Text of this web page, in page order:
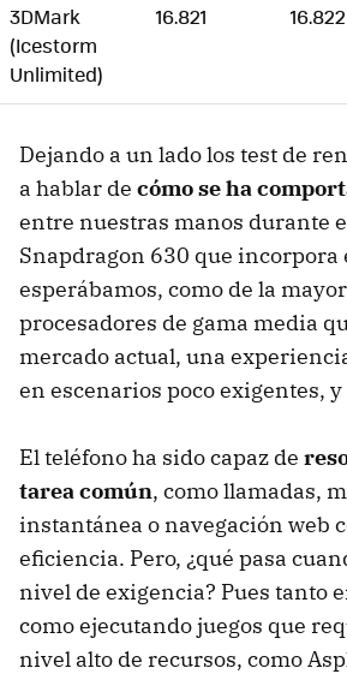
3DMark
(Icestorm
Unlimited)
16.821 16.822
Dejando a un lado los test de
a hablar de cómo se ha
entre nuestras manos durante
Snapdragon 630 que incorpora
esperábamos, como de la
procesadores de gama media
mercado actual, una
en escenarios poco exigentes, y
El teléfono ha sido capaz de
tarea común, como llamadas,
instantánea o navegación web
eficiencia. Pero, ¿qué pasa
nivel de exigencia? Pues tanto
como ejecutando juegos que
nivel alto de recursos, como